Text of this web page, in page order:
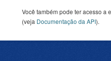
Você também pode ter acesso a
(veja Documentação da API).